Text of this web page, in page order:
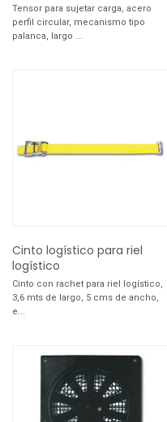
Tensor para sujetar carga, acero
perfil circular, mecanismo tipo
palanca, largo ...
Cinto logístico para riel
logístico
Cinto con rachet para riel logístico,
3,6 mts de largo, 5 cms de ancho,
e...